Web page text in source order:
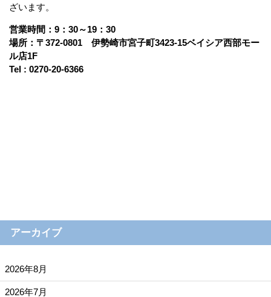
ざいます。
営業時間：9：30～19：30
場所：〒372-0801 伊勢崎市宮子町3423-15ベイシア西部モー
ル店1F
Tel : 0270-20-6366
アーカイブ
2026年8月
2026年7月